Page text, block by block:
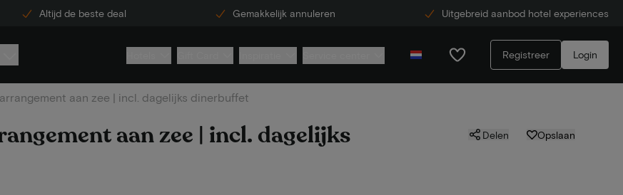
Altijd de beste deal Gemakkelijk annuleren Uitgebreid aanbod hotel experiences
Registreer Login
aan zee | incl. dagelijks dinerbuffet
aan zee | incl. dagelijks Delen Opslaan